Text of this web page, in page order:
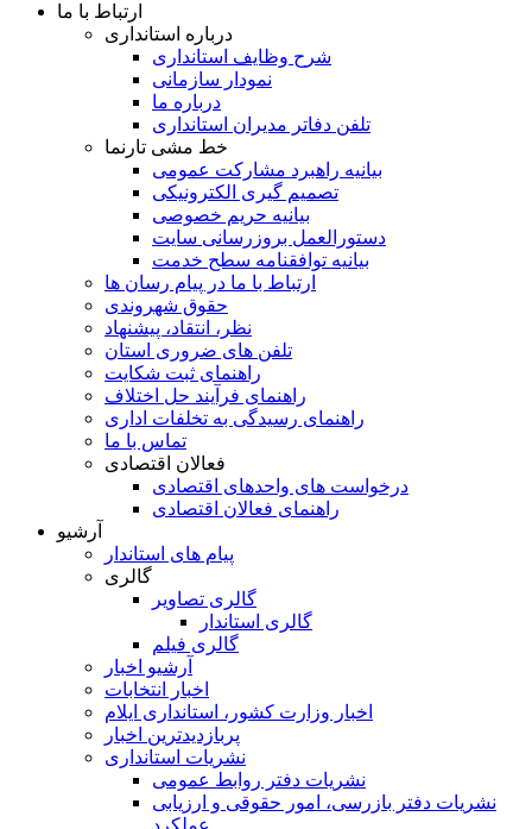
ارتباط با ما
درباره استانداری
شرح وظایف استانداری
نمودار سازمانی
درباره ما
تلفن دفاتر مدیران استانداری
خط مشی تارنما
بیانیه راهبرد مشارکت عمومی
تصمیم گیری الکترونیکی
بیانیه حریم خصوصی
دستورالعمل بروزرسانی سایت
بیانیه توافقنامه سطح خدمت
ارتباط با ما در پیام رسان ها
حقوق شهروندی
نظر، انتقاد، پیشنهاد
تلفن های ضروری استان
راهنمای ثبت شکایت
راهنمای فرآیند حل اختلاف
راهنمای رسیدگی به تخلفات اداری
تماس با ما
فعالان اقتصادی
درخواست های واحدهای اقتصادی
راهنمای فعالان اقتصادی
آرشیو
پیام های استاندار
گالری
گالری تصاویر
گالری استاندار
گالری فیلم
آرشیو اخبار
اخبار انتخابات
اخبار وزارت کشور، استانداری ایلام
پربازدیدترین اخبار
نشریات استانداری
نشریات دفتر روابط عمومی
نشريات دفتر بازرسی، امور حقوقی و ارزيابی
عملکرد